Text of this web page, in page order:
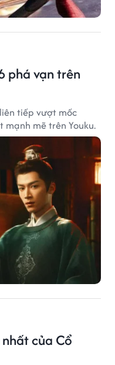
phá vạn trên
tiếp vượt mốc
mạnh mẽ trên Youku.
của Cổ